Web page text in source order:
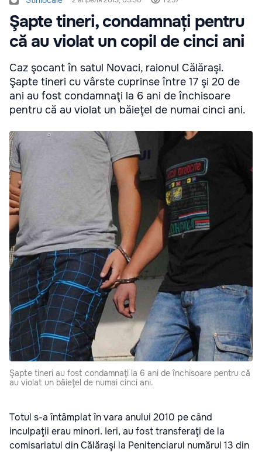
Şapte tineri, condamnați pentru
că au violat un copil de cinci ani
Caz şocant în satul Novaci, raionul Călăraşi.
Şapte tineri cu vârste cuprinse între 17 şi 20 de
ani au fost condamnaţi la 6 ani de închisoare
pentru că au violat un băieţel de numai cinci ani.
Şapte tineri au fost condamnaţi la 6 ani de închisoare pentru că
au violat un băieţel de numai cinci ani.
Totul s-a întâmplat în vara anului 2010 pe când
inculpaţii erau minori. Ieri, au fost transferaţi de la
comisariatul din Călăraşi la Penitenciarul numărul 13 din